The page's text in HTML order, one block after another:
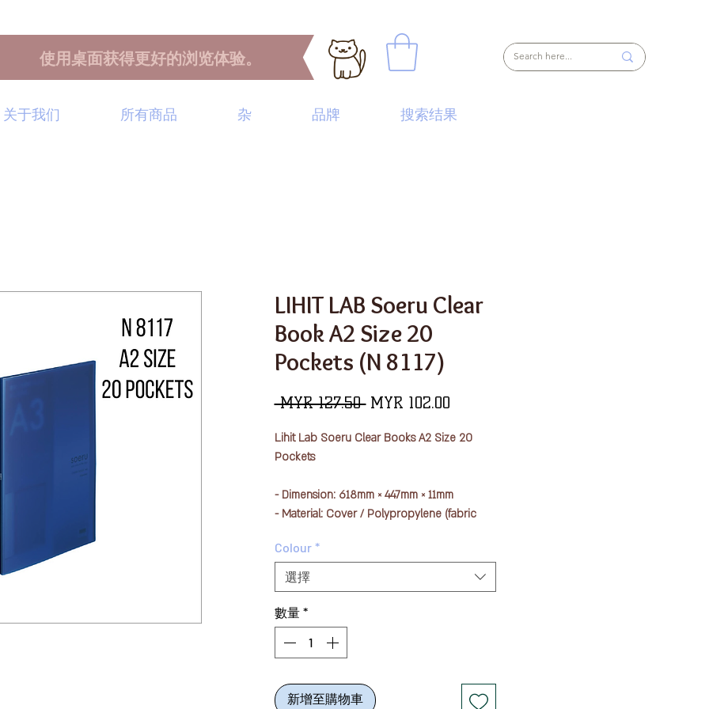
使用桌面获得更好的浏览体验。
关于我们 所有商品 杂 品牌 搜索结果
LIHIT LAB Soeru Clear
Book A2 Size 20
Pockets (N 8117)
MYR 127.50 一
價
MYR 102.00促
價
Lihit Lab Soeru Clear Books A2 Size 20
Pockets
- Dimension: 618mm × 447mm × 11mm
- Material: Cover / Polypropylene (fabric
(fabric thickness 0.06 mm)
- Capacity: 20 Pockets
- Size: A2 size
- Color Available: Clear & Navy Blue
Colour *
選擇
數量 *
新增至購物車